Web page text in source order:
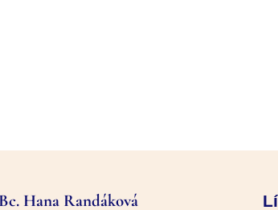
Bc. Hana Randáková